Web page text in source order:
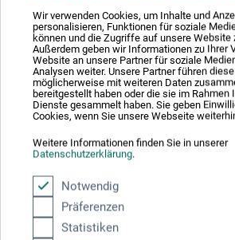
Wir verwenden Cookies, um Inhalte und
personalisieren, Funktionen für soziale
können und die Zugriffe auf unsere Website
Außerdem geben wir Informationen zu Ihrer
Website an unsere Partner für soziale
Analysen weiter. Unsere Partner führen
möglicherweise mit weiteren Daten
bereitgestellt haben oder die sie im Rahmen
Dienste gesammelt haben. Sie geben
Cookies, wenn Sie unsere Webseite
Weitere Informationen finden Sie in unserer
Datenschutzerklärung.
Notwendig
Präferenzen
Statistiken
Gel Printing Plate Druckplatte
ab27,45 EUR
1 qm = EUR 1.214,60 / (netto: EUR 1.012,17)
zzgl. Versandkosten